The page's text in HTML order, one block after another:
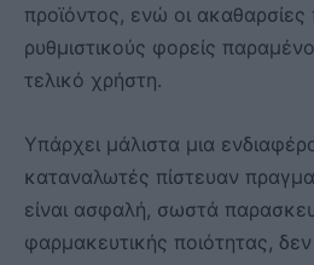
προϊόντος, ενώ οι
ρυθμιστικούς φορείς
τελικό χρήστη.
Υπάρχει μάλιστα μια
καταναλωτές πίστευαν
είναι ασφαλή, σωστά
φαρμακευτικής ποιότητας,